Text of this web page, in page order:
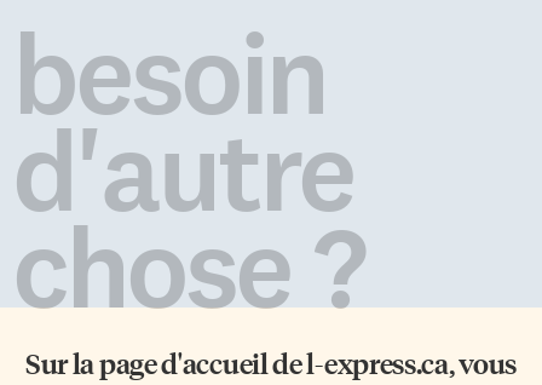
besoin
d'autre
chose ?
Sur la page d'accueil del-express.ca, vous